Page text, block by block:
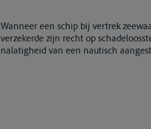
Wanneer een schip bij vertrek
verzekerde zijn recht op
nalatigheid van een nautisch